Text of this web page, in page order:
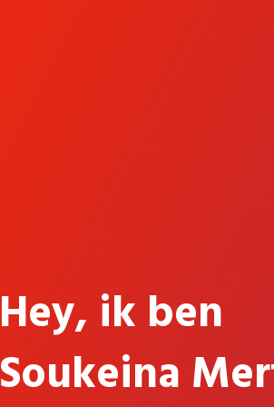
Hey, ik ben
Soukeina